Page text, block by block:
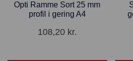
Opti Ramme Sort 25 mm
profil i gering A4
108,20 kr.